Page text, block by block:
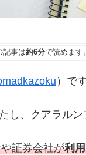
記事は約6分で読めます。
）です
、クアラルン
証券会社が利